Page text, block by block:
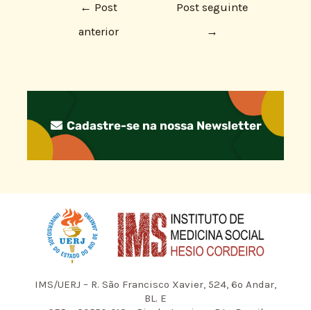
← Post
anterior
Post seguinte
→
Cadastre-se na nossa Newsletter
IMS/UERJ – R. São Francisco Xavier, 524, 6º Andar,
BL. E